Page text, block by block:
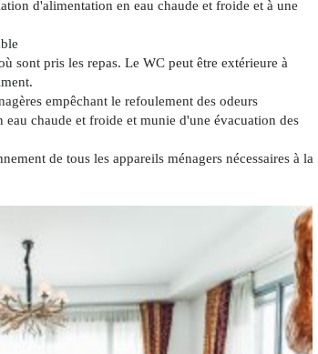
d'alimentation en eau chaude et froide et à une
sont pris les repas. Le WC peut être extérieure à
empêchant le refoulement des odeurs
chaude et froide et munie d'une évacuation des
de tous les appareils ménagers nécessaires à la